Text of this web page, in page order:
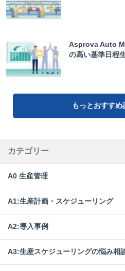
Asprova Auto
の高い基準日程
もっとおすすめ
カテゴリー
A0 生産管理
A1:生産計画・スケジューリング
A2:導入事例
A3:生産スケジューリングの悩み相